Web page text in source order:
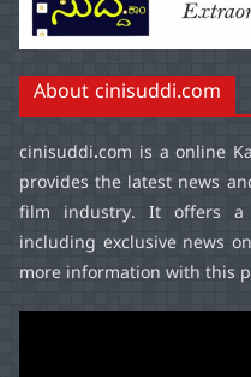
About cinisuddi.com
cinisuddi.com is a online
provides the latest news
film industry. It offers a
including exclusive news
more information with this